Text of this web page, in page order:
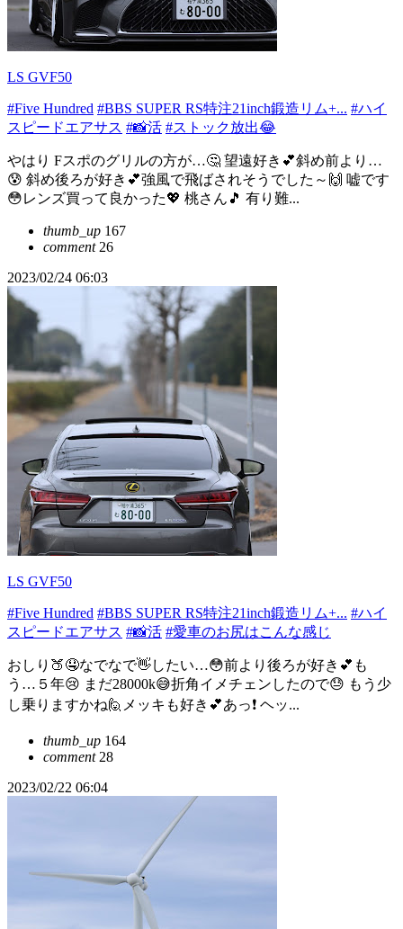
LS GVF50
#Five Hundred #BBS SUPER RS特注21inch鍛造リム+... #ハイ
スピードエアサス #📸活 #ストック放出😂
やはり Fスポのグリルの方が…🤔 望遠好き💕斜め前より…
😰 斜め後ろが好き💕強風で飛ばされそうでした～🙌 嘘です
😳レンズ買って良かった💖 桃さん🎵 有り難...
thumb_up 167
comment26
2023/02/24 06:03
LS GVF50
#Five Hundred #BBS SUPER RS特注21inch鍛造リム+... #ハイ
スピードエアサス #📸活 #愛車のお尻はこんな感じ
おしり🍑🤤なでなで👋したい…😳前より後ろが好き💕も
う…５年😢 まだ28000k😅折角イメチェンしたので😓 もう少
し乗りますかね🙋メッキも好き💕あっ❗ ヘッ...
thumb_up 164
comment28
2023/02/22 06:04